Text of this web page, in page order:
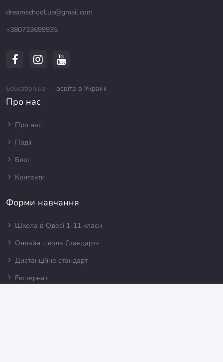
dreamschool.ua@gmail.com
+380733699935
Education.ua — освіта в Україні
Про нас
Про нас
Події
Блог
Контакти
Форми навчання
Школа в Одесі 1-11 класи
Онлайн школа Стандарт+
Дистанційне стандарт
Екстернат